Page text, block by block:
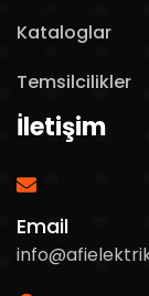
Kataloglar
Temsilcilikler
İletişim
Email